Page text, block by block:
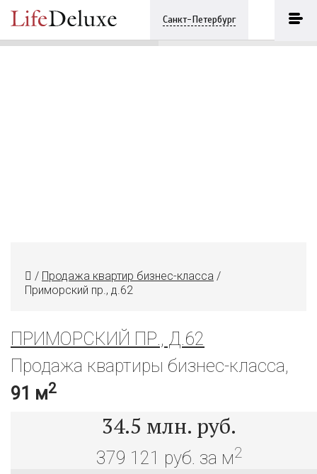
Санкт-Петербург
/ Продажа квартир бизнес-класса /
Приморский пр., д.62
ПРИМОРСКИЙ ПР., Д.62
Продажа квартиры бизнес-класса,
91 м2
34.5 млн. руб.
379 121 руб. за м2
Три ветра
+7 (812) 3330243 ПОЗВОНИТЬ